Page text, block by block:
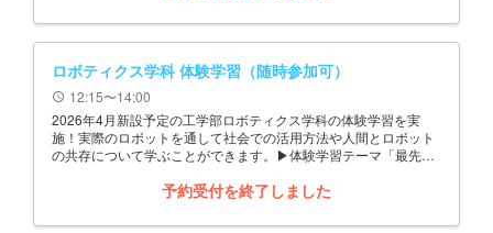
ロボティクス学科 体験学習（随時参加可）
schedule 12:15〜14:00
2026年4月新設予定の工学部ロボティクス学科の体験学習を実
施！実際のロボットを通して社会での活用方法や人間とロボット
の共存について学ぶことができます。▶体験学習テーマ「最先端
予約受付を終了しました